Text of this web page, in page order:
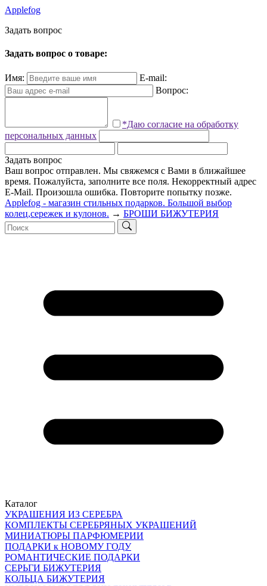
Applefog
Задать вопрос
Задать вопрос о товаре:
Имя:
E-mail:
Вопрос:
*Даю согласие на обработку
персональных данных
Задать вопрос
Ваш вопрос отправлен. Мы свяжемся с Вами в ближайшее
время. Пожалуйста, заполните все поля. Некорректный адрес
E-Mail. Произошла ошибка. Повторите попытку позже.
Applefog - магазин стильных подарков. Большой выбор
колец,сережек и кулонов. → БРОШИ БИЖУТЕРИЯ
Каталог
УКРАШЕНИЯ ИЗ СЕРЕБРА
КОМПЛЕКТЫ СЕРЕБРЯНЫХ УКРАШЕНИЙ
МИНИАТЮРЫ ПАРФЮМЕРИИ
ПОДАРКИ к НОВОМУ ГОДУ
РОМАНТИЧЕСКИЕ ПОДАРКИ
СЕРЬГИ БИЖУТЕРИЯ
КОЛЬЦА БИЖУТЕРИЯ